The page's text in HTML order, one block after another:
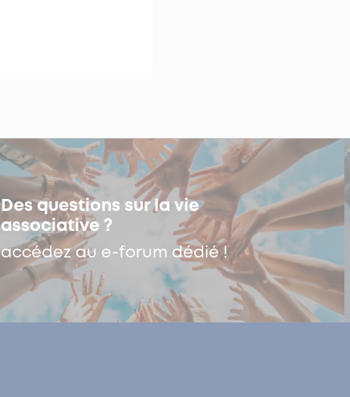
Des questions sur la vie
associative ?
accédez au e-forum dédié !